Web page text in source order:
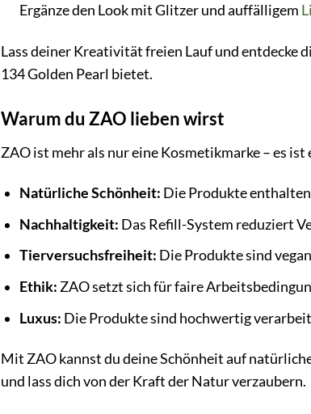
Ergänze den Look mit Glitzer und auffälligem
Lass deiner Kreativität freien Lauf und entdecke
134 Golden Pearl bietet.
Warum du ZAO lieben wirst
ZAO ist mehr als nur eine Kosmetikmarke – es
Natürliche Schönheit: Die Produkte
Nachhaltigkeit: Das Refill-System reduziert
Tierversuchsfreiheit: Die Produkte sind
Ethik: ZAO setzt sich für faire
Luxus: Die Produkte sind hochwertig
Mit ZAO kannst du deine Schönheit auf
und lass dich von der Kraft der Natur verzaubern.